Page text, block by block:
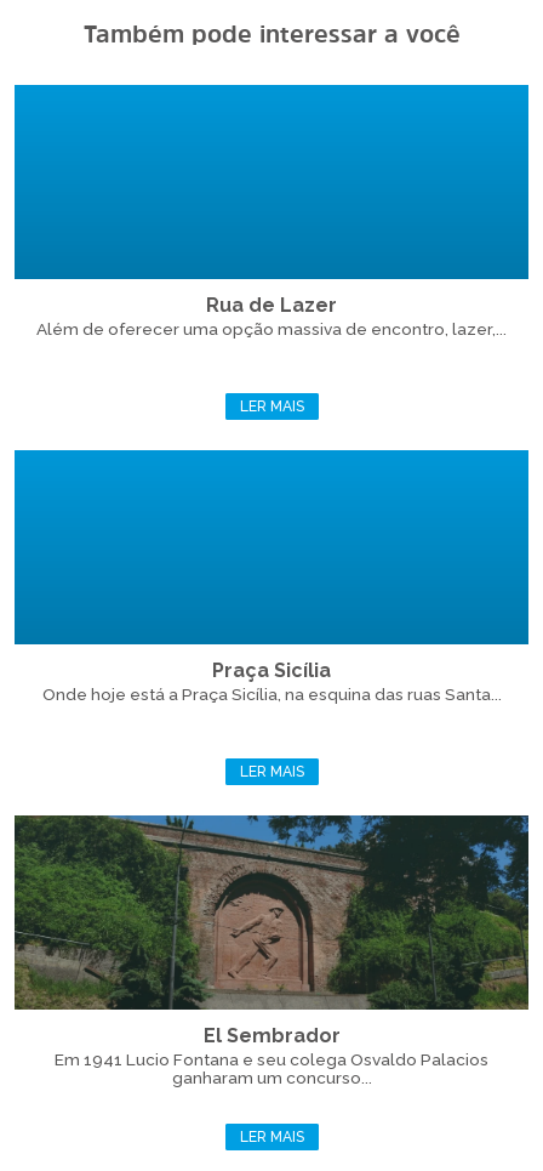
Também pode interessar a você
Rua de Lazer
Além de oferecer uma opção massiva de encontro, lazer,...
LER MAIS
Praça Sicília
Onde hoje está a Praça Sicília, na esquina das ruas Santa...
LER MAIS
El Sembrador
Em 1941 Lucio Fontana e seu colega Osvaldo Palacios
ganharam um concurso...
LER MAIS